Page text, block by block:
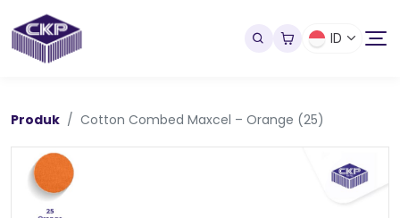
ID
Produk Cotton Combed Maxcel – Orange (25)